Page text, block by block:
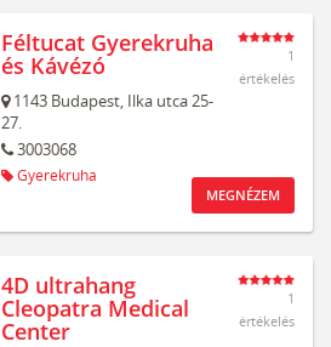
Féltucat Gyerekruha
és Kávézó
1143 Budapest, Ilka utca 25-
27.
3003068
Gyerekruha
1
értékelés
MEGNÉZEM
4D ultrahang
Cleopatra Medical
Center
1
értékelés